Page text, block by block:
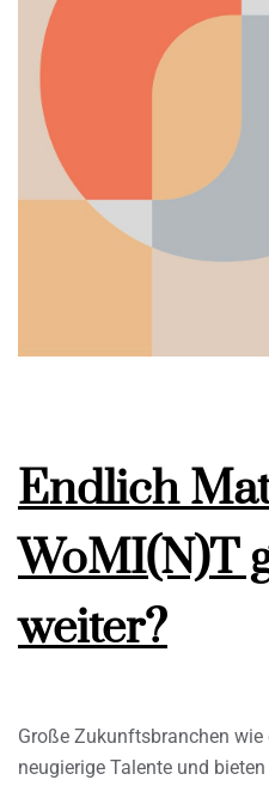
Endlich
WoMI(N)T
weiter?
Große Zukunftsbranchen wie
neugierige Talente und